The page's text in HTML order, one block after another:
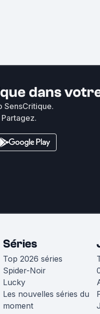
dans
SensCritique.
Séries
Top 2026 séries
Spider-Noir
Lucky
Les nouvelles séries du
moment